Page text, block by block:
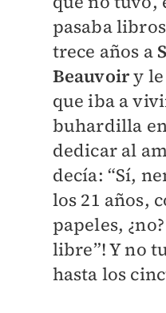
pasaba
trece años a
Beauvoiry le
que iba a
buhardilla
dedicar al
decía: “Sí,
los 21 años,
papeles,
libre”! Y no
hasta los